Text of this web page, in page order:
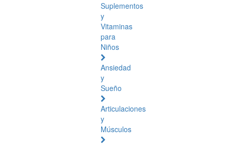
Suplementos
y
Vitaminas
para
Niños
Ansiedad
y
Sueño
Articulaciones
y
Músculos